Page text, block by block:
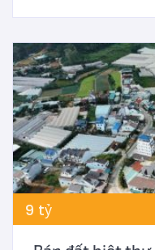
9 tỷ